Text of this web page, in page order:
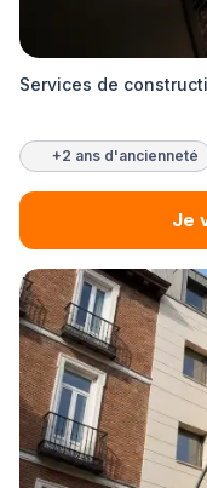
Services de
+2 ans d'ancienneté
Je